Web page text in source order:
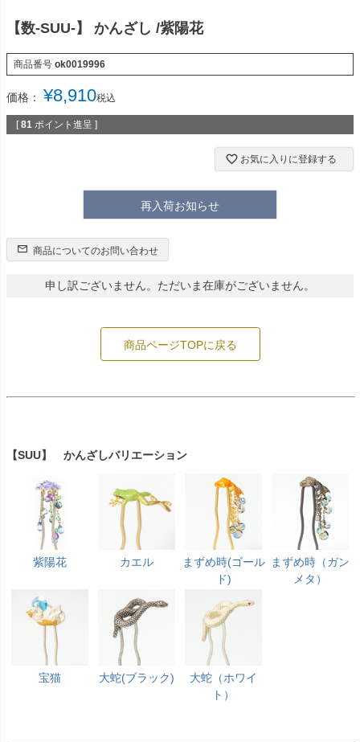
【数-SUU-】 かんざし /紫陽花
商品番号 ok0019996
価格： ¥8,910税込
[ 81 ポイント進呈 ]
お気に入りに登録する
再入荷お知らせ
商品についてのお問い合わせ
申し訳ございません。ただいま在庫がございません。
商品ページTOPに戻る
【SUU】 かんざしバリエーション
紫陽花 カエル
まずめ時(ゴール
ド)
まずめ時（ガン
メタ）
宝猫 大蛇(ブラック)
大蛇（ホワイ
ト）